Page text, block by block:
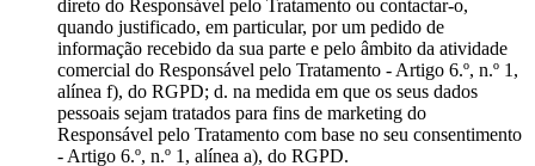
direto do Responsável pelo Tratamento ou contactar-o,
quando justificado, em particular, por um pedido de
informação recebido da sua parte e pelo âmbito da atividade
comercial do Responsável pelo Tratamento - Artigo 6.º, n.º 1,
alínea f), do RGPD; d. na medida em que os seus dados
pessoais sejam tratados para fins de marketing do
Responsável pelo Tratamento com base no seu consentimento
- Artigo 6.º, n.º 1, alínea a), do RGPD.